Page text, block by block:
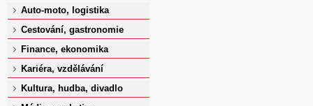
Auto-moto, logistika
Cestování, gastronomie
Finance, ekonomika
Kariéra, vzdělávání
Kultura, hudba, divadlo